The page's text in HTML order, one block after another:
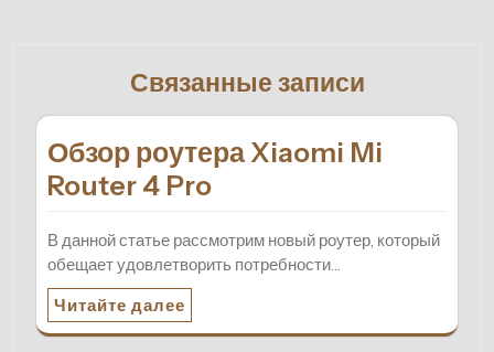
Связанные записи
Обзор роутера Xiaomi Mi
Router 4 Pro
В данной статье рассмотрим новый роутер, который
обещает удовлетворить потребности…
Читайте далее